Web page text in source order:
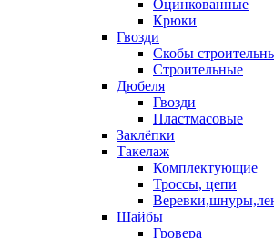
Оцинкованные
Крюки
Гвозди
Скобы
Строительные
Дюбеля
Гвозди
Пластмасовые
Заклёпки
Такелаж
Комплектующие
Троссы, цепи
Шайбы
Гровера